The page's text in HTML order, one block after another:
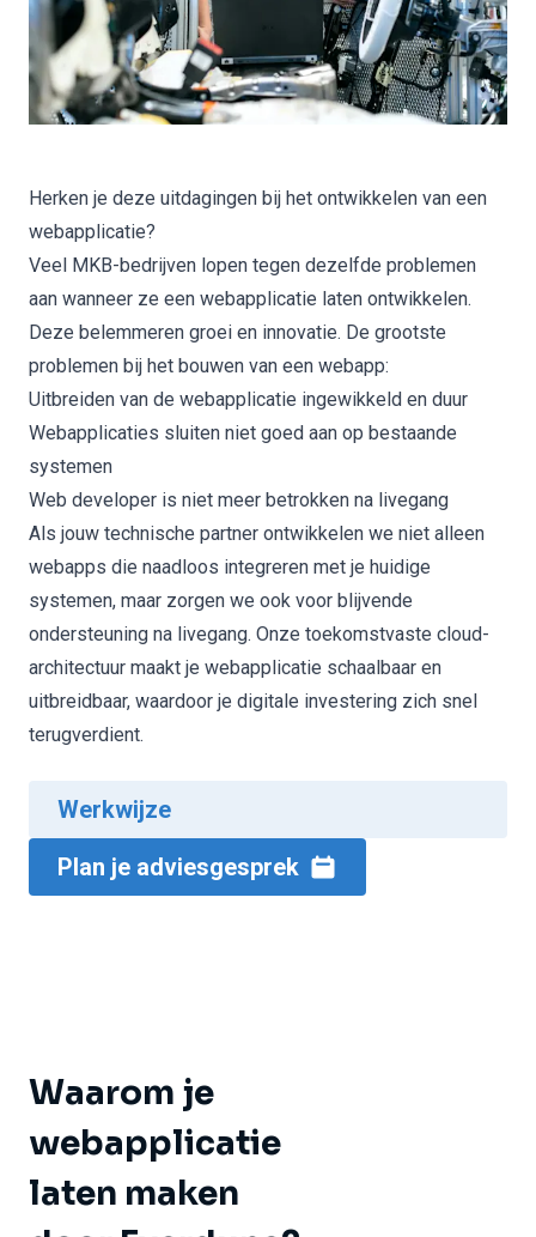
Herken je deze uitdagingen bij het ontwikkelen van een
webapplicatie?
Veel MKB-bedrijven lopen tegen dezelfde problemen
aan wanneer ze een webapplicatie laten ontwikkelen.
Deze belemmeren groei en innovatie. De grootste
problemen bij het bouwen van een webapp:
Uitbreiden van de webapplicatie ingewikkeld en duur
Webapplicaties sluiten niet goed aan op bestaande
systemen
Web developer is niet meer betrokken na livegang
Als jouw technische partner ontwikkelen we niet alleen
webapps die naadloos integreren met je huidige
systemen, maar zorgen we ook voor blijvende
ondersteuning na livegang. Onze toekomstvaste cloud-
architectuur maakt je webapplicatie schaalbaar en
uitbreidbaar, waardoor je digitale investering zich snel
terugverdient.
Werkwijze
Plan je adviesgesprek
Waarom je
webapplicatie
laten maken